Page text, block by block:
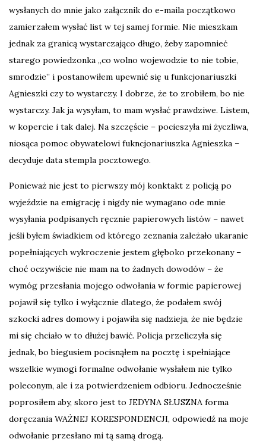
wysłanych do mnie jako załącznik do e-maila początkowo
zamierzałem wysłać list w tej samej formie. Nie mieszkam
jednak za granicą wystarczająco długo, żeby zapomnieć
starego powiedzonka „co wolno wojewodzie to nie tobie,
smrodzie” i postanowiłem upewnić się u funkcjonariuszki
Agnieszki czy to wystarczy. I dobrze, że to zrobiłem, bo nie
wystarczy. Jak ja wysyłam, to mam wysłać prawdziwe. Listem,
w kopercie i tak dalej. Na szczęście – pocieszyła mi życzliwa,
niosąca pomoc obywatelowi fukncjonariuszka Agnieszka –
decyduje data stempla pocztowego.
Ponieważ nie jest to pierwszy mój konktakt z policją po
wyjeździe na emigrację i nigdy nie wymagano ode mnie
wysyłania podpisanych ręcznie papierowych listów – nawet
jeśli byłem świadkiem od którego zeznania zależało ukaranie
popełniających wykroczenie jestem głęboko przekonany –
choć oczywiście nie mam na to żadnych dowodów – że
wymóg przesłania mojego odwołania w formie papierowej
pojawił się tylko i wyłącznie dlatego, że podałem swój
szkocki adres domowy i pojawiła się nadzieja, że nie będzie
mi się chciało w to dłużej bawić. Policja przeliczyła się
jednak, bo biegusiem pocisnąłem na pocztę i spełniające
wszelkie wymogi formalne odwołanie wysłałem nie tylko
poleconym, ale i za potwierdzeniem odbioru. Jednocześnie
poprosiłem aby, skoro jest to JEDYNA SŁUSZNA forma
doręczania WAŻNEJ KORESPONDENCJI, odpowiedź na moje
odwołanie przesłano mi tą samą drogą.